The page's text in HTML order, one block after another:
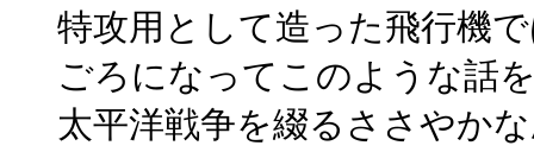
特攻用として造った飛行機
ごろになってこのような話
太平洋戦争を綴るささやか